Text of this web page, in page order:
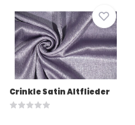
Crinkle Satin Altflieder